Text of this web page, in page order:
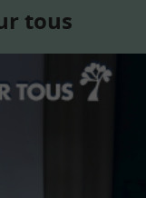
tous